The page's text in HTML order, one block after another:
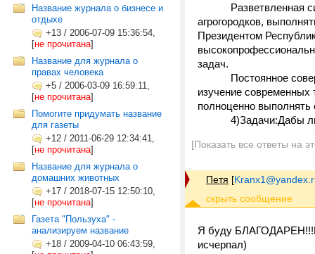
Название журнала о бизнесе и
отдыхе
+13 / 2006-07-09 15:36:54,
[не прочитана]
Название для журнала о
правах человека
+5 / 2006-03-09 16:59:11,
[не прочитана]
Помогите придумать название
для газеты
+12 / 2011-06-29 12:34:41,
[не прочитана]
Название для журнала о
домашних животных
+17 / 2018-07-15 12:50:10,
[не прочитана]
Газета "Пользуха" -
анализируем название
+18 / 2009-04-10 06:43:59,
Разветвленная
агрогородков,
Президентом
задач.
Постоянное
изучение современных
полноценно
4)Задачи:Дабы
[Показать все ответы на
Петя [
Я буду
исчерпал)